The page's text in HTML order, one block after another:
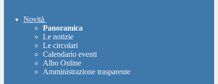
Novità
Panoramica
Le notizie
Le circolari
Calendario eventi
Albo Online
Amministrazione trasparente